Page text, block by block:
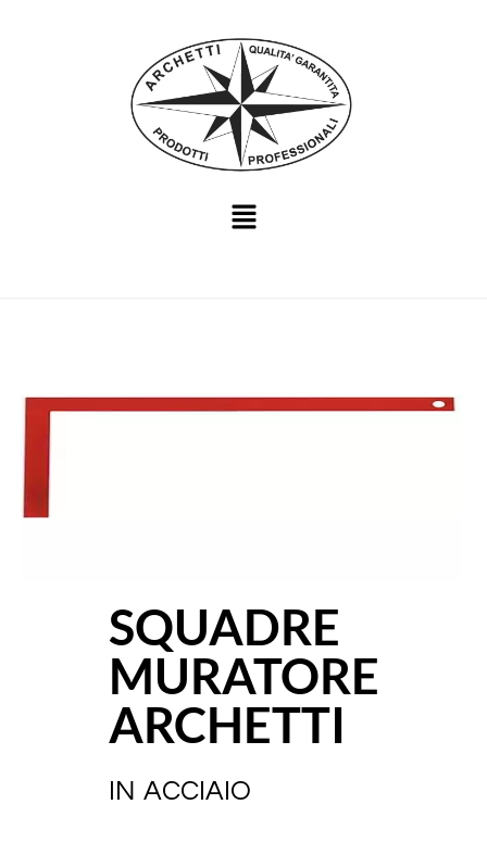
SQUADRE
MURATORE
ARCHETTI
IN ACCIAIO